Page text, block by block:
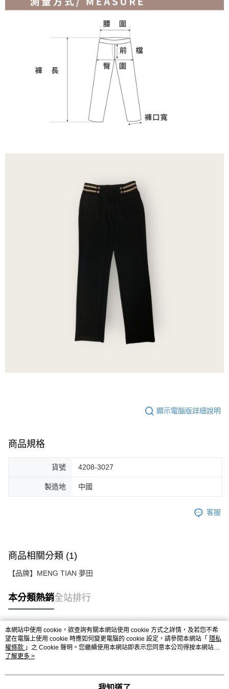
顯示電腦版詳細說明
商品規格
貨號 4208-3027
製造地 中國
客服
商品相關分類 (1)
【品牌】MENG TIAN 夢田
本分類熱銷全站排行
熱門標籤
本網站中使用 cookie，欲查詢有關本網站使用 cookie 方式之詳情，及若您不希
望在電腦上使用 cookie 時應如何變更電腦的 cookie 設定，請參閱本網站「 隱私
權條款 」之 Cookie 聲明。您繼續使用本網站即表示您同意本公司得按本網站使
用條款之 Cookie 聲明使用 cookie。
了解更多 >